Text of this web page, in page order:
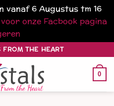
vanaf 6 Augustus tm 16
onze Facbook pagina
FROM THE HEART
0